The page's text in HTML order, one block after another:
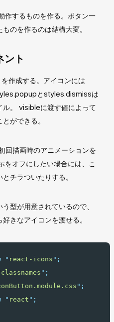
作するものを作る。ボタン一
のを作るのは結構大変。
ント
作成する。アイコンには
とstyles.dismissは
ル。 visibleに渡す値によって
ができる。
回描画時のアニメーションを
をオフにしたい場合には、こ
チラついたりする。
型が用意されているので、
きなアイコンを渡せる。
" react-icons " ;
classnames " ;
" ;
" react " ;